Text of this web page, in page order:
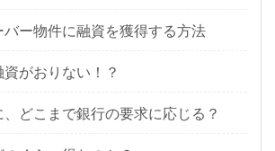
ー物件に融資を獲得する方法
がおりない！？
どこまで銀行の要求に応じる？